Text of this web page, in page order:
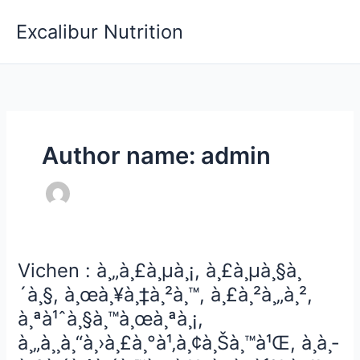
Excalibur Nutrition
Author name: admin
Vichen : à¸„à¸£à¸µà¸¡, à¸£à¸µà¸§à¸
´à¸§, à¸œà¸¥à¸‡à¸²à¸™, à¸£à¸²à¸„à¸²,
à¸ªà¹ˆà¸§à¸™à¸œà¸ªà¸¡,
à¸„à¸¸à¸“à¸›à¸£à¸°à¹‚à¸¢à¸Šà¸™à¹Œ, à¸­à¸­